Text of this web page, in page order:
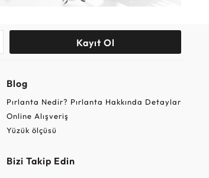
Kayıt Ol
Blog
Pırlanta Nedir? Pırlanta Hakkında Detaylar
Online Alışveriş
Yüzük ölçüsü
Bizi Takip Edin